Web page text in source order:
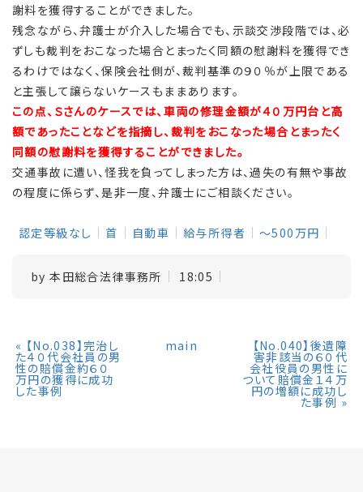
謝料を獲得することができました。
残念ながら、弁護士が介入した場合でも、示談交渉段階では、必
ずしも裁判をおこなった場合とまったく同額の慰謝料を獲得でき
るわけではなく、保険会社側が、裁判基準の９０％が上限である
と主張して譲らないケースもままあります。
この点、Ｓさんのケースでは、車両の修理金額が４０万円台と高
額であったことなどを指摘し、裁判をおこなった場合とまったく
同額の慰謝料を獲得することができました。
交通事故に遭い、怪我を負ってしまった方は、過失の有無や事故
の程度に係らず、是非一度、弁護士にご相談ください。
認定等級なし 首 自動車 給与所得者 ～500万円
by本田総合法律事務所 18:05
« 【No.038】完治し
た４０代会社員の男
性の賠償金約６０
万円の獲得に成功
した事例
main 【No.040】後遺障
害非該当の６０代
会社役員の男性に
ついて賠償金１４万
円の増額に成功し
た事例 »